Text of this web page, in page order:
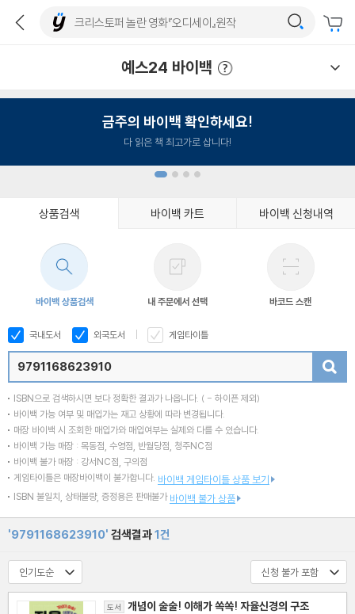
예스24 바이백
금주의 바이백 확인하세요!
다 읽은 책 최고가로 삽니다!
상품검색 바이백 카트 바이백 신청내역
바이백 상품검색 내 주문에서 선택 바코드 스캔
국내도서 외국도서 게임타이틀
ISBN으로 검색하시면 보다 정확한 결과가 나옵니다. ( - 하이픈 제외)
바이백 가능 여부 및 매입가는 재고 상황에 따라 변경됩니다.
매장 바이백 시 조회한 매입가와 매입여부는 실제와 다를 수 있습니다.
바이백 가능 매장 : 목동점, 수영점, 반월당점, 청주NC점
바이백 불가 매장 : 강서NC점, 구의점
게임타이틀은 매장바이백이 불가합니다. 바이백 게임타이틀 상품 보기
ISBN 불일치, 상태불량, 증정용은 판매불가 바이백 불가 상품
'9791168623910' 검색결과1건
도서 개념이 술술! 이해가 쏙쏙! 자율신경의 구조